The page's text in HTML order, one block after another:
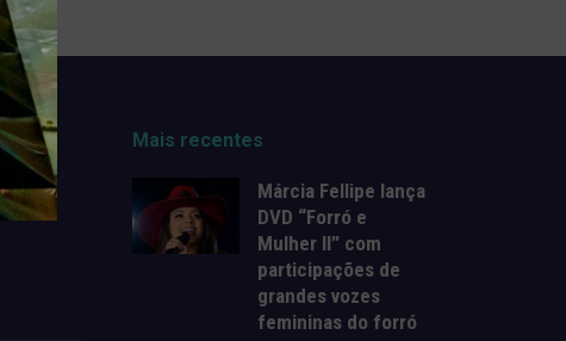
Mais recentes
Márcia Fellipe lança
DVD “Forró e
Mulher II” com
participações de
grandes vozes
femininas do forró